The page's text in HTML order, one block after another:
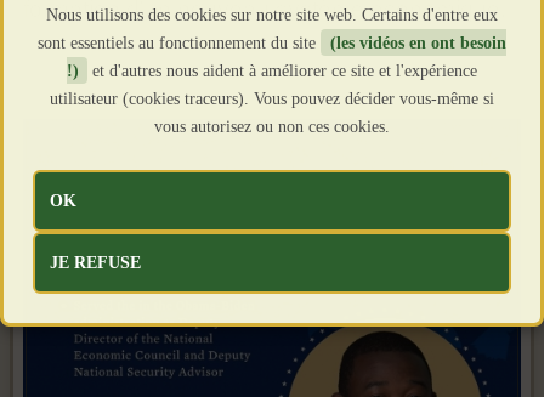
formation d'un nouveau système économique.
Nous utilisons des cookies sur notre site web. Certains d'entre eux
sont essentiels au fonctionnement du site
(les vidéos en ont besoin
!)
et d'autres nous aident à améliorer ce site et l'expérience
utilisateur (cookies traceurs). Vous pouvez décider vous-même si
vous autorisez ou non ces cookies.
OK
JE REFUSE